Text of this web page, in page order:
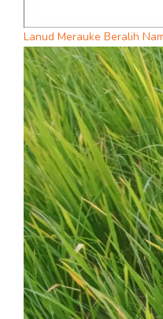
Lanud Merauke Beralih